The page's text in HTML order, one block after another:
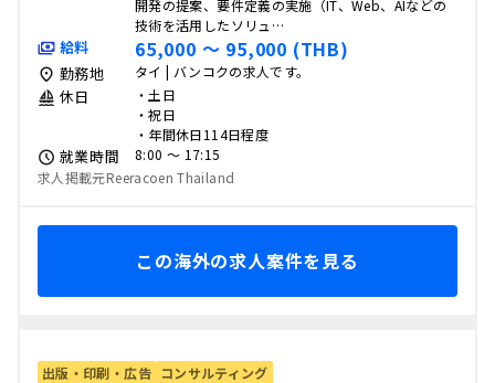
開発の提案、要件定義の実施（IT、Web、AIなどの
技術を活用したソリュ…
給料 65,000 〜 95,000 (THB)
勤務地 タイ | バンコクの求人です。
休日
・土日
・祝日
・年間休日114日程度
就業時間
8:00 〜 17:15
求人掲載元Reeracoen Thailand
この海外の求人案件を見る
出版・印刷・広告 コンサルティング